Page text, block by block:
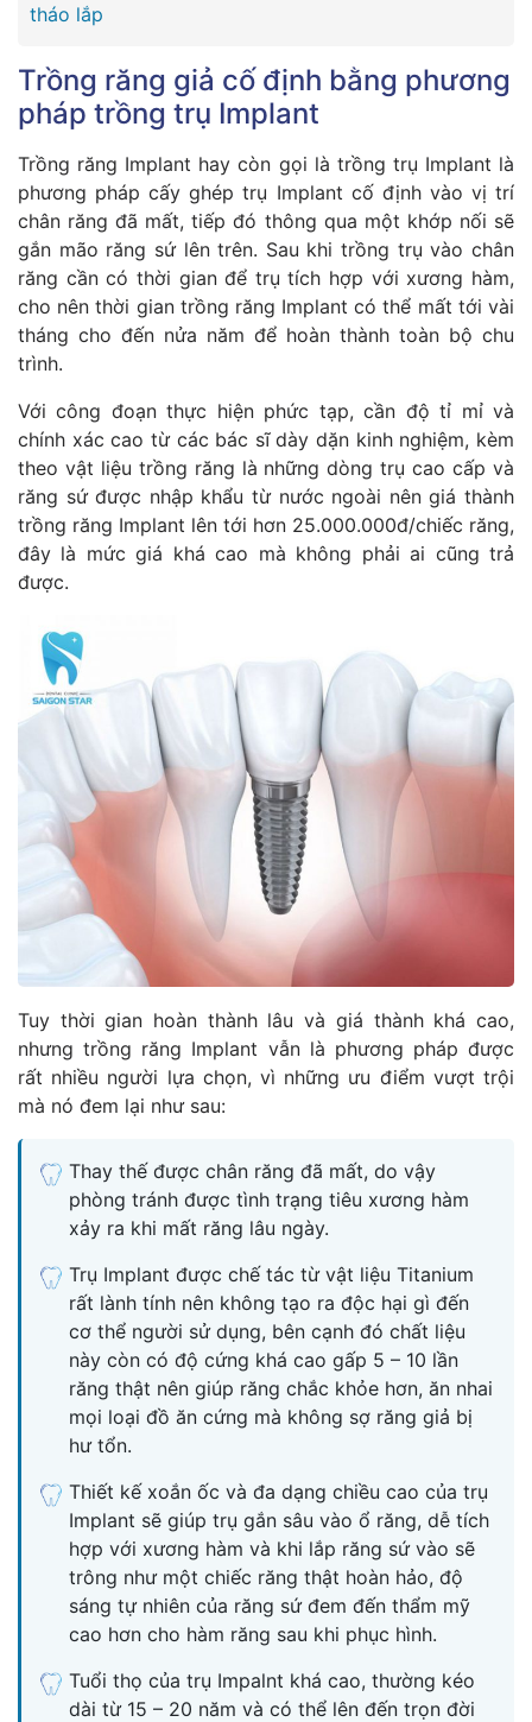
tháo lắp
Trồng răng giả cố định bằng phương
pháp trồng trụ Implant
Trồng răng Implant hay còn gọi là trồng trụ Implant là
phương pháp cấy ghép trụ Implant cố định vào vị trí
chân răng đã mất, tiếp đó thông qua một khớp nối sẽ
gắn mão răng sứ lên trên. Sau khi trồng trụ vào chân
răng cần có thời gian để trụ tích hợp với xương hàm,
cho nên thời gian trồng răng Implant có thể mất tới vài
tháng cho đến nửa năm để hoàn thành toàn bộ chu
trình.
Với công đoạn thực hiện phức tạp, cần độ tỉ mỉ và
chính xác cao từ các bác sĩ dày dặn kinh nghiệm, kèm
theo vật liệu trồng răng là những dòng trụ cao cấp và
răng sứ được nhập khẩu từ nước ngoài nên giá thành
trồng răng Implant lên tới hơn 25.000.000đ/chiếc răng,
đây là mức giá khá cao mà không phải ai cũng trả
được.
Tuy thời gian hoàn thành lâu và giá thành khá cao,
nhưng trồng răng Implant vẫn là phương pháp được
rất nhiều người lựa chọn, vì những ưu điểm vượt trội
mà nó đem lại như sau:
Thay thế được chân răng đã mất, do vậy
phòng tránh được tình trạng tiêu xương hàm
xảy ra khi mất răng lâu ngày.
Trụ Implant được chế tác từ vật liệu Titanium
rất lành tính nên không tạo ra độc hại gì đến
cơ thể người sử dụng, bên cạnh đó chất liệu
này còn có độ cứng khá cao gấp 5 – 10 lần
răng thật nên giúp răng chắc khỏe hơn, ăn nhai
mọi loại đồ ăn cứng mà không sợ răng giả bị
hư tổn.
Thiết kế xoắn ốc và đa dạng chiều cao của trụ
Implant sẽ giúp trụ gắn sâu vào ổ răng, dễ tích
hợp với xương hàm và khi lắp răng sứ vào sẽ
trông như một chiếc răng thật hoàn hảo, độ
sáng tự nhiên của răng sứ đem đến thẩm mỹ
cao hơn cho hàm răng sau khi phục hình.
Tuổi thọ của trụ Impalnt khá cao, thường kéo
dài từ 15 – 20 năm và có thể lên đến trọn đời